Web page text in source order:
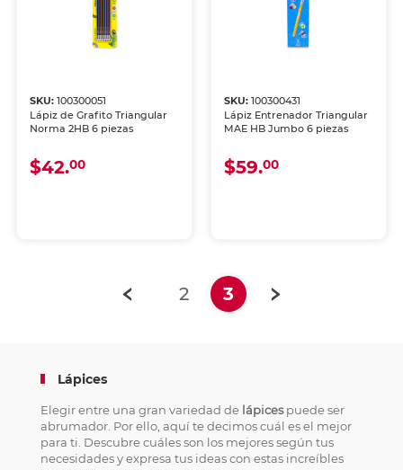
SKU:100300051
Lápiz de Grafito Triangular
Norma 2HB 6 piezas
$42.00
SKU: 100300431
Lápiz Entrenador Triangular
MAE HB Jumbo 6 piezas
$59.00
2 3 (current)
Lápices
Elegir entre una gran variedad de lápicespuede ser
abrumador. Por ello, aquí te decimos cuál es el mejor
para ti. Descubre cuáles son los mejores según tus
necesidades y expresa tus ideas con estas increíbles